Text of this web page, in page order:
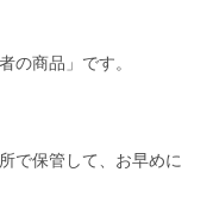
の商品」です。
で保管して、お早めに